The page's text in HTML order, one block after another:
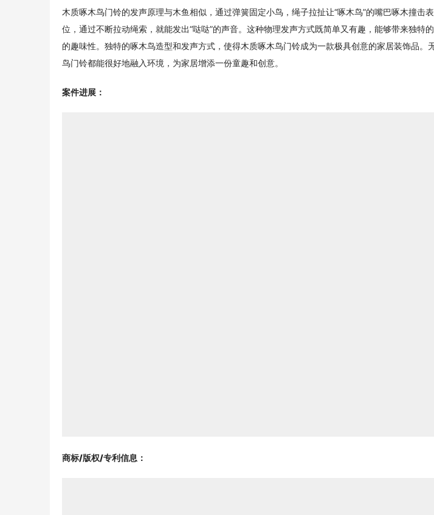
木质啄木鸟门铃的发声原理与木鱼相似，通过弹簧固定小鸟，绳子拉扯让“啄木鸟”的嘴巴啄木撞击
位，通过不断拉动绳索，就能发出“哒哒”的声音。这种物理发声方式既简单又有趣，能够带来独特
的趣味性。独特的啄木鸟造型和发声方式，使得木质啄木鸟门铃成为一款极具创意的家居装饰品。
鸟门铃都能很好地融入环境，为家居增添一份童趣和创意。
案件进展：
商标/版权/专利信息 ：